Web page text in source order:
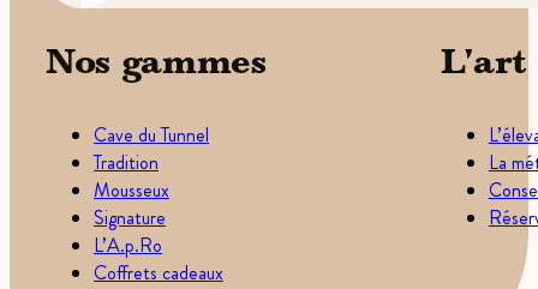
Nos gammes
Cave du Tunnel
Tradition
Mousseux
Signature
L’A.p.Ro
Coffrets cadeaux
L'art
La